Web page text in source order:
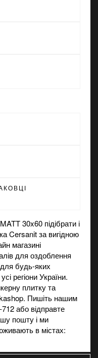
30x60 підібрати і
Cersanit за вигідною
магазині
для оздоблення
для будь-яких
регіони України.
плиткута
Пишіть нашим
або відправте
пошту і ми
в містах: